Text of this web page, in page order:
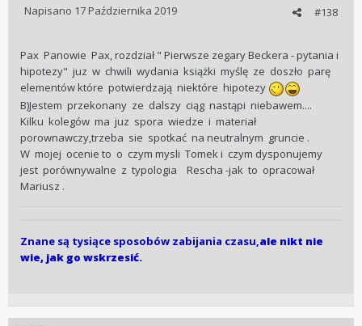
#138
Napisano 17 Października 2019
Pax Panowie Pax, rozdział " Pierwsze zegary Beckera - pytania i
hipotezy" juz w chwili wydania książki myślę ze doszło parę
elementów które potwierdzają niektóre hipotezy
B)Jestem przekonany ze dalszy ciąg nastąpi niebawem....
Kilku kolegów ma juz spora wiedze i materiał
porownawczy,trzeba sie spotkać na neutralnym gruncie .
W mojej ocenie to o czym mysli Tomek i czym dysponujemy
jest porównywalne z typologia Rescha -jak to opracował
Mariusz .
Znane są tysiące sposobów zabijania czasu,ale nikt nie
wie, jak go wskrzesić.